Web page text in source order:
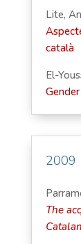
Lite,
català
El-
2009
The
Catalan